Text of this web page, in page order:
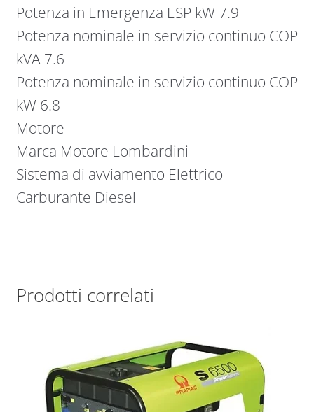
Potenza in Emergenza ESP kW 7.9
Potenza nominale in servizio continuo COP
kVA 7.6
Potenza nominale in servizio continuo COP
kW 6.8
Motore
Marca Motore Lombardini
Sistema di avviamento Elettrico
Carburante Diesel
Prodotti correlati